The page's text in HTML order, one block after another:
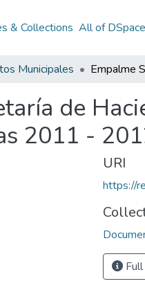
& Collections All of DSpace
Municipales
de
2011 -
URI
https://